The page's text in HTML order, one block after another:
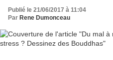
Publié le 21/06/2017 à 11:04
Par Rene Dumonceau